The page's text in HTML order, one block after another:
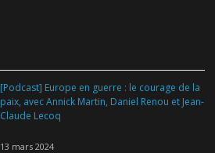
[Podcast] Europe en guerre : le courage de la
paix, avec Annick Martin, Daniel Renou et Jean-
Claude Lecoq
13 mars 2024